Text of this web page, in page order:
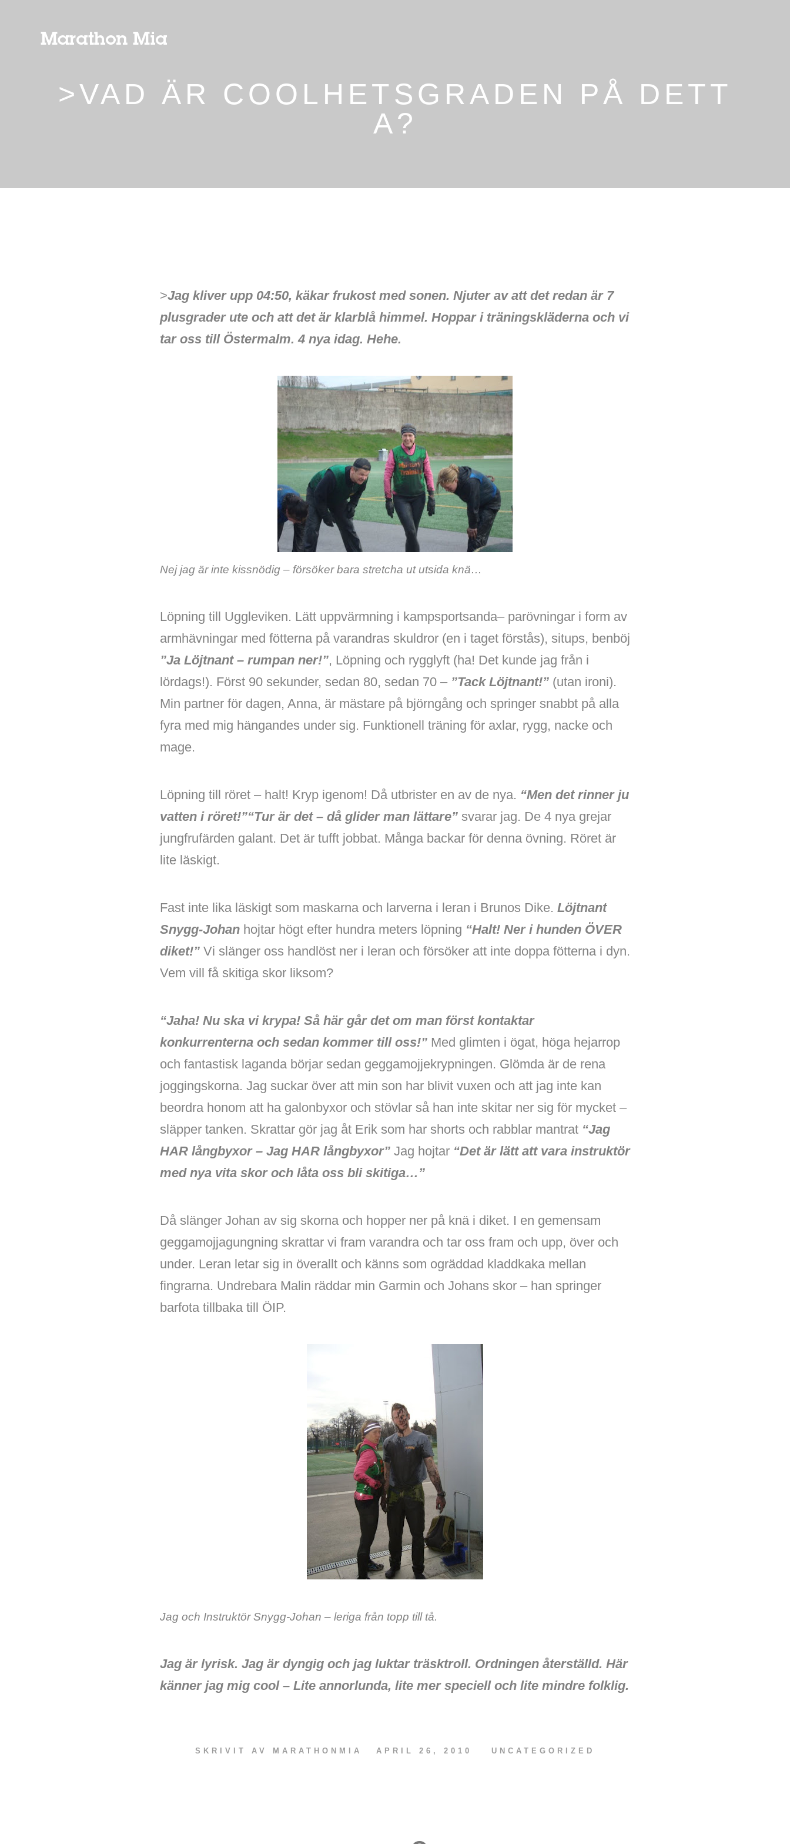
>VAD ÄR COOLHETSGRADEN PÅ DETT
A?
>Jag kliver upp 04:50, käkar frukost med sonen. Njuter av att det redan är 7
plusgrader ute och att det är klarblå himmel. Hoppar i träningskläderna och vi
tar oss till Östermalm. 4 nya idag. Hehe.
Nej jag är inte kissnödig – försöker bara stretcha ut utsida knä…
Löpning till Uggleviken. Lätt uppvärmning i kampsportsanda– parövningar i form av
armhävningar med fötterna på varandras skuldror (en i taget förstås), situps, benböj
”Ja Löjtnant – rumpan ner!”, Löpning och rygglyft (ha! Det kunde jag från i
lördags!). Först 90 sekunder, sedan 80, sedan 70 – ”Tack Löjtnant!” (utan ironi).
Min partner för dagen, Anna, är mästare på björngång och springer snabbt på alla
fyra med mig hängandes under sig. Funktionell träning för axlar, rygg, nacke och
mage.
Löpning till röret – halt! Kryp igenom! Då utbrister en av de nya. “Men det rinner ju
vatten i röret!”“Tur är det – då glider man lättare” svarar jag. De 4 nya grejar
jungfrufärden galant. Det är tufft jobbat. Många backar för denna övning. Röret är
lite läskigt.
Fast inte lika läskigt som maskarna och larverna i leran i Brunos Dike. Löjtnant
Snygg-Johan hojtar högt efter hundra meters löpning “Halt! Ner i hunden ÖVER
diket!” Vi slänger oss handlöst ner i leran och försöker att inte doppa fötterna i dyn.
Vem vill få skitiga skor liksom?
“Jaha! Nu ska vi krypa! Så här går det om man först kontaktar
konkurrenterna och sedan kommer till oss!” Med glimten i ögat, höga hejarrop
och fantastisk laganda börjar sedan geggamojjekrypningen. Glömda är de rena
joggingskorna. Jag suckar över att min son har blivit vuxen och att jag inte kan
beordra honom att ha galonbyxor och stövlar så han inte skitar ner sig för mycket –
släpper tanken. Skrattar gör jag åt Erik som har shorts och rabblar mantrat “Jag
HAR långbyxor – Jag HAR långbyxor” Jag hojtar “Det är lätt att vara instruktör
med nya vita skor och låta oss bli skitiga…”
Då slänger Johan av sig skorna och hopper ner på knä i diket. I en gemensam
geggamojjagungning skrattar vi fram varandra och tar oss fram och upp, över och
under. Leran letar sig in överallt och känns som ogräddad kladdkaka mellan
fingrarna. Undrebara Malin räddar min Garmin och Johans skor – han springer
barfota tillbaka till ÖIP.
Jag och Instruktör Snygg-Johan – leriga från topp till tå.
Jag är lyrisk. Jag är dyngig och jag luktar träsktroll. Ordningen återställd. Här
känner jag mig cool – Lite annorlunda, lite mer speciell och lite mindre folklig.
SKRIVIT AV MARATHONMIA APRIL 26, 2010 UNCATEGORIZED